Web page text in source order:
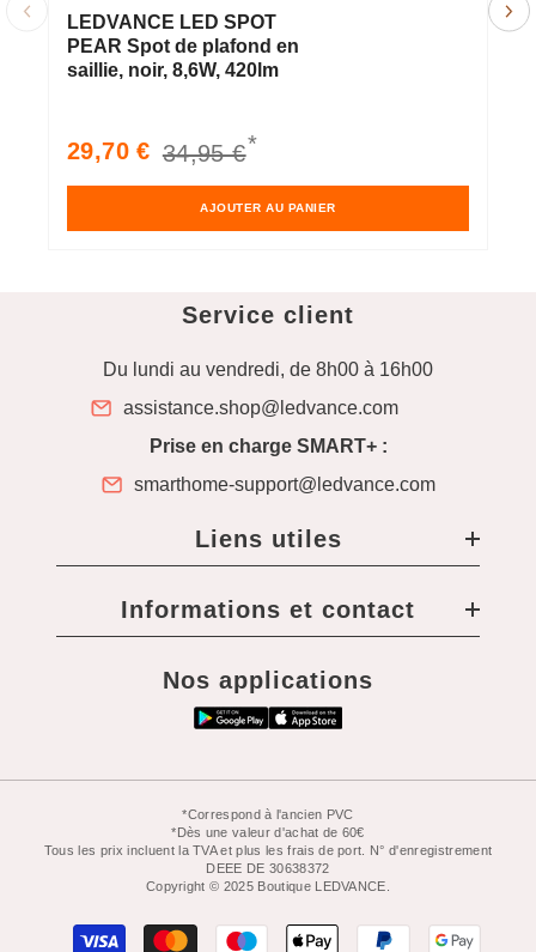
LEDVANCE LED SPOT
PEAR Spot de plafond en
saillie, noir, 8,6W, 420lm
Prix
soldé
29,70 € Prix
habituel
34,95 €*
AJOUTER AU PANIER
Service client
Du lundi au vendredi, de 8h00 à 16h00
assistance.shop@ledvance.com
Prise en charge SMART+ :
smarthome-support@ledvance.com
Liens utiles
Informations et contact
Nos applications
*Correspond à l'ancien PVC
*Dès une valeur d'achat de 60€
Tous les prix incluent la TVA et plus les frais de port. N° d'enregistrement
DEEE DE 30638372
Copyright © 2025 Boutique LEDVANCE.
Moyens